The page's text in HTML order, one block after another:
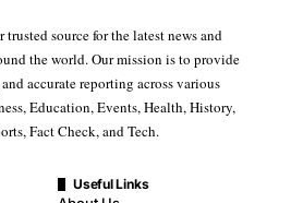
trusted source for the latest news and
the world. Our mission is to provide
accurate reporting across various
Education, Events, Health, History,
Fact Check, and Tech.
Useful Links